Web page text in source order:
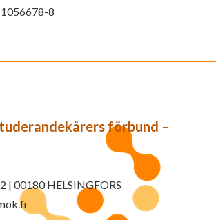
8
förbund –
| 00180 HELSINGFORS